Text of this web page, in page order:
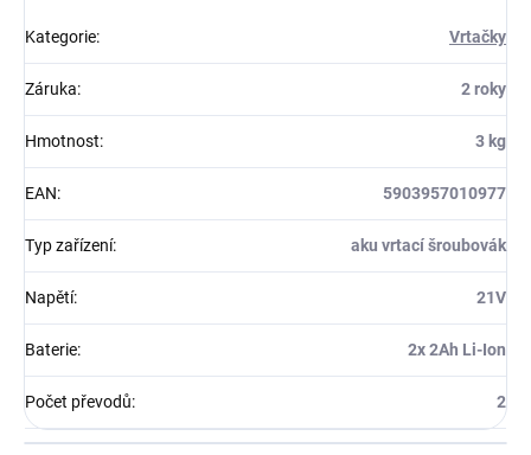
Kategorie: Vrtačky
Záruka: 2 roky
Hmotnost: 3 kg
EAN: 5903957010977
Typ zařízení: aku vrtací šroubovák
Napětí: 21V
Baterie: 2x 2Ah Li-Ion
Počet převodů: 2